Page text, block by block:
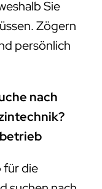
Sie
Zögern
persönlich
nach
für die